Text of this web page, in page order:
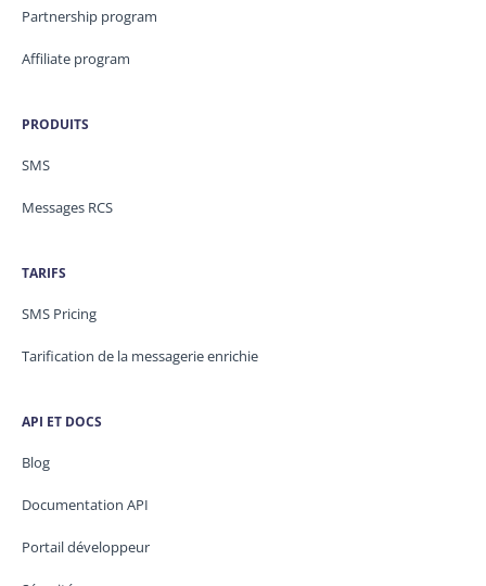
Partnership program
Affiliate program
PRODUITS
SMS
Messages RCS
TARIFS
SMS Pricing
Tarification de la messagerie enrichie
API ET DOCS
Blog
Documentation API
Portail développeur